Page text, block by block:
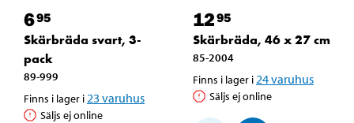
695
Skärbräda svart, 3-
pack
89-999
Finns i lager i 23 varuhus
Säljs ej online
1295
Skärbräda, 46 x 27 cm
85-2004
Finns i lager i 24varuhus
Säljs ej online